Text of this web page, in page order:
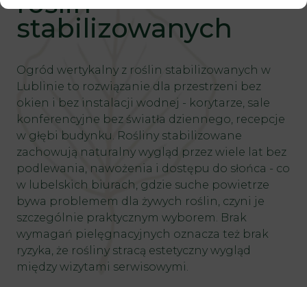
stabilizowanych
Ogród wertykalny z roślin stabilizowanych w
Lublinie to rozwiązanie dla przestrzeni bez
okien i bez instalacji wodnej - korytarze, sale
konferencyjne bez światła dziennego, recepcje
w głębi budynku. Rośliny stabilizowane
zachowują naturalny wygląd przez wiele lat bez
podlewania, nawożenia i dostępu do słońca - co
w lubelskich biurach, gdzie suche powietrze
bywa problemem dla żywych roślin, czyni je
szczególnie praktycznym wyborem. Brak
wymagań pielęgnacyjnych oznacza też brak
ryzyka, że rośliny stracą estetyczny wygląd
między wizytami serwisowymi.